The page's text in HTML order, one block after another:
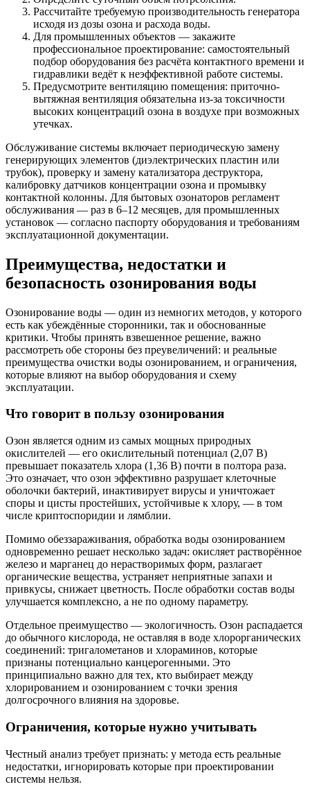
Рассчитайте требуемую производительность генератора
исходя из дозы озона и расхода воды.
Для промышленных объектов — закажите
профессиональное проектирование: самостоятельный
подбор оборудования без расчёта контактного времени и
гидравлики ведёт к неэффективной работе системы.
Предусмотрите вентиляцию помещения: приточно-
вытяжная вентиляция обязательна из-за токсичности
высоких концентраций озона в воздухе при возможных
утечках.
Обслуживание системы включает периодическую замену
генерирующих элементов (диэлектрических пластин или
трубок), проверку и замену катализатора деструктора,
калибровку датчиков концентрации озона и промывку
контактной колонны. Для бытовых озонаторов регламент
обслуживания — раз в 6–12 месяцев, для промышленных
установок — согласно паспорту оборудования и требованиям
эксплуатационной документации.
Преимущества, недостатки и
безопасность озонирования воды
Озонирование воды — один из немногих методов, у которого
есть как убеждённые сторонники, так и обоснованные
критики. Чтобы принять взвешенное решение, важно
рассмотреть обе стороны без преувеличений: и реальные
преимущества очистки воды озонированием, и ограничения,
которые влияют на выбор оборудования и схему
эксплуатации.
Что говорит в пользу озонирования
Озон является одним из самых мощных природных
окислителей — его окислительный потенциал (2,07 В)
превышает показатель хлора (1,36 В) почти в полтора раза.
Это означает, что озон эффективно разрушает клеточные
оболочки бактерий, инактивирует вирусы и уничтожает
споры и цисты простейших, устойчивые к хлору, — в том
числе криптоспоридии и лямблии.
Помимо обеззараживания, обработка воды озонированием
одновременно решает несколько задач: окисляет растворённое
железо и марганец до нерастворимых форм, разлагает
органические вещества, устраняет неприятные запахи и
привкусы, снижает цветность. После обработки состав воды
улучшается комплексно, а не по одному параметру.
Отдельное преимущество — экологичность. Озон распадается
до обычного кислорода, не оставляя в воде хлорорганических
соединений: тригалометанов и хлораминов, которые
признаны потенциально канцерогенными. Это
принципиально важно для тех, кто выбирает между
хлорированием и озонированием с точки зрения
долгосрочного влияния на здоровье.
Ограничения, которые нужно учитывать
Честный анализ требует признать: у метода есть реальные
недостатки, игнорировать которые при проектировании
системы нельзя.